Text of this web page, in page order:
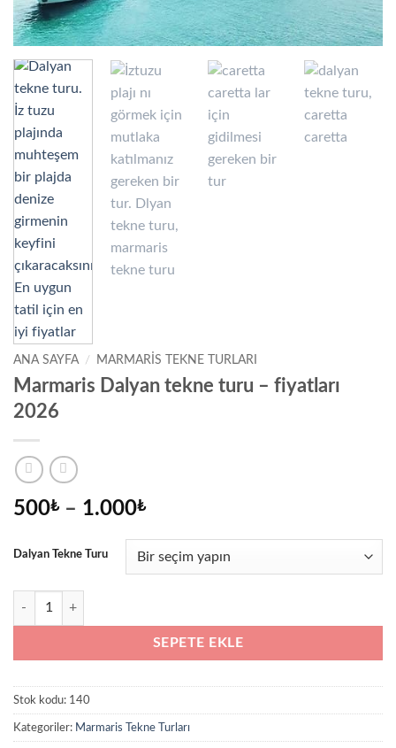
ANA SAYFA / MARMARIS TEKNE TURLARI
Marmaris Dalyan tekne turu – fiyatları
2026
500₺ – 1.000₺Fiyat
500₺
-
Dalyan Tekne Turu
Marmaris Dalyan tekne turu - fiyatları 2026 adet
SEPETE EKLE
Stok kodu: 140
Kategoriler: Marmaris Tekne Turları